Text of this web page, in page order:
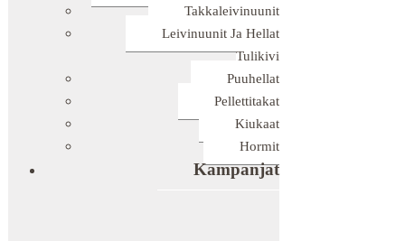
Takkaleivinuunit
Leivinuunit Ja Hellat
Tulikivi
Puuhellat
Pellettitakat
Kiukaat
Hormit
Kampanjat